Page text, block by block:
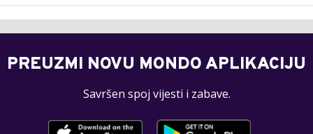
PREUZMI NOVU MONDO APLIKACIJU
Savršen spoj vijesti i zabave.